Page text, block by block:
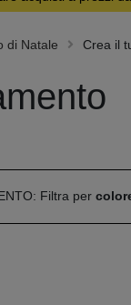
di Natale Crea il
Filtra per